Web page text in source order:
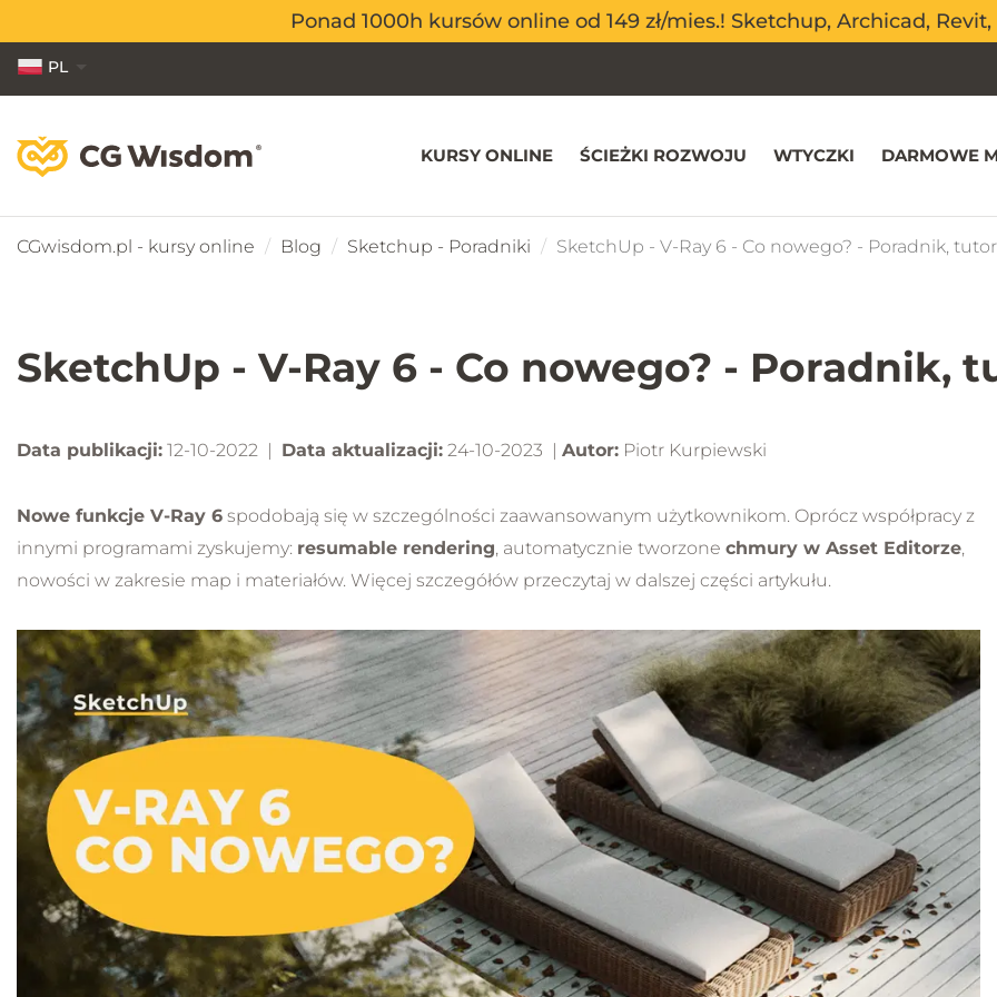
Ponad 1000h kursów online od 149 zł/mies.! Sketchup, Archicad,
Ponad 1000h kursów online od 149 zł/mies.! Sketchup, Archicad,
PL
EN
KURSY ONLINE ŚCIEŻKI ROZWOJU WTYCZKI DARMOWE
CGwisdom.pl - kursy online Blog Sketchup - Poradniki SketchUp - V-Ray 6 - Co nowego? - Poradnik,
SketchUp - V-Ray 6 - Co nowego? - Poradnik,
Data publikacji: 12-10-2022 | Data aktualizacji: 24-10-2023 | Autor: Piotr Kurpiewski
Nowe funkcje V-Ray 6 spodobają się w szczególności zaawansowanym użytkownikom. Oprócz współpracy z
innymi programami zyskujemy: resumable rendering, automatycznie tworzone chmury w Asset Editorze,
nowości w zakresie map i materiałów. Więcej szczegółów przeczytaj w dalszej części artykułu.
Kurs Sketchup Pro 2026
od podstaw dla
początkujących
5.0
NOWOŚĆ
Obsługa od podstaw
Bezbłędne modelowanie
Praktyczne ćwiczenia
Nowe funkcje AI
Kurs Sketchup Pro
od podstaw dla
początkujących
5.0
NOWOŚĆ
Obsługa od podstaw
Bezbłędne modelowanie
Praktyczne ćwiczenia
Nowe funkcje AI